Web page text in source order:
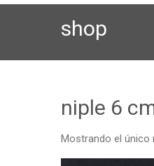
shop
niple 6
Mostrando el único